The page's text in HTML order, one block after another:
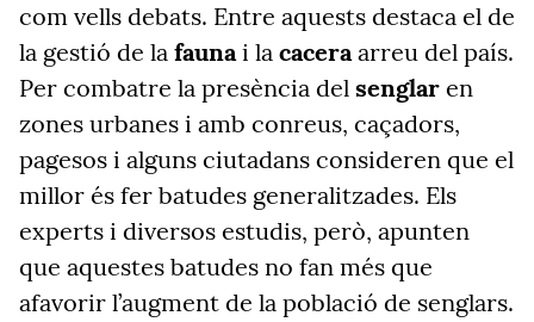
com vells debats. Entre aquests destaca el de
la gestió de la faunai la caceraarreu del país.
Per combatre la presència del senglar en
zones urbanes i amb conreus, caçadors,
pagesos i alguns ciutadans consideren que el
millor és fer batudes generalitzades. Els
experts i diversos estudis, però, apunten
que aquestes batudes no fan més que
afavorir l’augment de la població de senglars.